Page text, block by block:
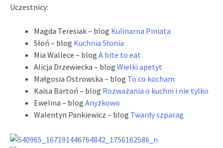
Uczestnicy:
Magda Teresiak – blog Kulinarna Piniata
Słoń – blog Kuchnia Słonia
Mia Wallece – blog A bite to eat
Alicja Drzewiecka – blog Wielki apetyt
Małgosia Ostrowska – blog To co kocham
Kaisa Bartoń – blog Rozważania o kuchni i nie tylko
Ewelina – blog Anyżkowo
Walentyn Pankiewicz – blog Twardy szparag